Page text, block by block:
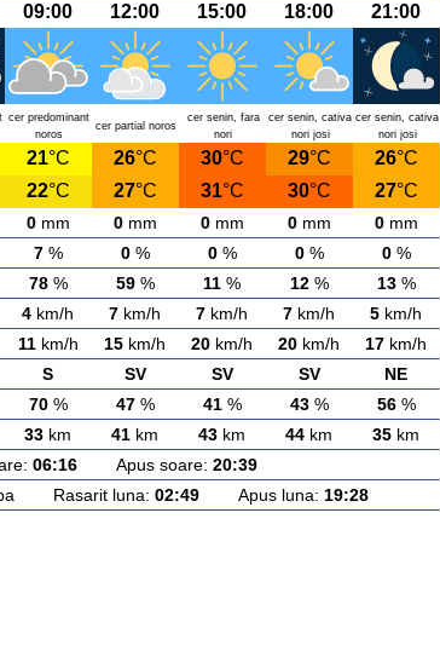
09:00 12:00 15:00 18:00 21:00
cer predominant
noros
cer partial noros
cer senin, fara
nori
cer senin, cativa
nori josi
cer senin, cativa
nori josi
21°C 26°C 30°C 29°C 26°C
22°C 27°C 31°C 30°C 27°C
0mm 0mm 0mm 0mm 0mm
7% 0% 0% 0% 0%
78% 59% 11 % 12% 13%
4 km/h 7 km/h 7 km/h 7 km/h 5 km/h
11km/h 15 km/h 20 km/h 20 km/h 17 km/h
S SV SV SV NE
70% 47% 41% 43% 56%
33 km 41 km 43 km 44 km 35 km
06:16 Apus soare: 20:39
Rasarit luna: 02:49 Apus luna: 19:28